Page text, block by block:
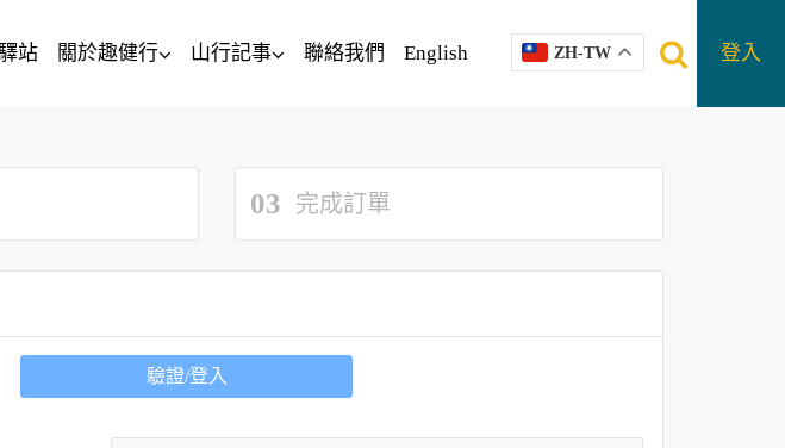
站 關於趣健行 山行記事 聯絡我們 English ZH-TW 登入
03 完成訂單
驗證/登入